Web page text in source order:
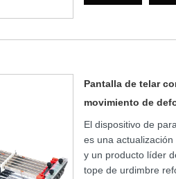
Pantalla de telar
movimiento de
El dispositivo de
es una
y un producto líder
tope de urdimbre